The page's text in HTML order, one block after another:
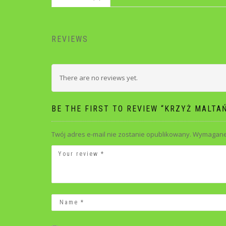
REVIEWS
There are no reviews yet.
BE THE FIRST TO REVIEW “KRZYŻ
Twój adres e-mail nie zostanie opublikowany.